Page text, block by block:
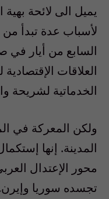
يميل الى لائحة
لأسباب عدة تبدأ من
السابع من أيار في
العلاقات
الخدماتية لشريحة
ولكن المعركة في
المدينة. إنها
محور الإعتدال
تجسده سوريا